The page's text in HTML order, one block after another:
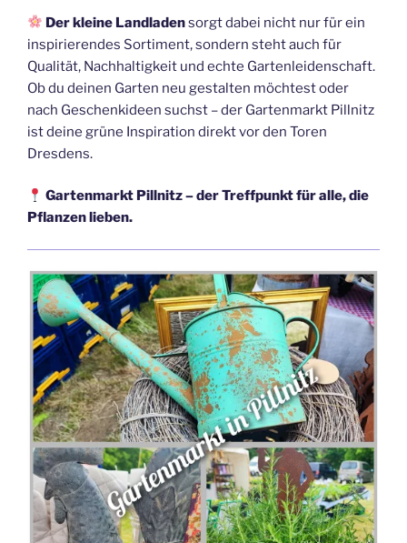
Der kleine Landladensorgt dabei nicht nur für ein
inspirierendes Sortiment, sondern steht auch für
Qualität, Nachhaltigkeit und echte Gartenleidenschaft.
Ob du deinen Garten neu gestalten möchtest oder
nach Geschenkideen suchst – der Gartenmarkt Pillnitz
ist deine grüne Inspiration direkt vor den Toren
Dresdens.
Gartenmarkt Pillnitz – der Treffpunkt für alle, die
Pflanzen lieben.